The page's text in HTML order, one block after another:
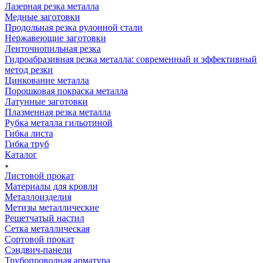
Лазерная резка металла
Медные заготовки
Продольная резка рулонной стали
Нержавеющие заготовки
Ленточнопильная резка
Гидроабразивная резка металла: современный и эффективный
метод резки
Цинкование металла
Порошковая покраска металла
Латунные заготовки
Плазменная резка металла
Рубка металла гильотиной
Гибка листа
Гибка труб
Каталог
Листовой прокат
Материалы для кровли
Металлоизделия
Метизы металлические
Решетчатый настил
Сетка металлическая
Сортовой прокат
Сэндвич-панели
Трубопроводная арматура